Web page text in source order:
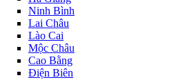
Ninh Bình
Lai Châu
Lào Cai
Mộc Châu
Cao Bằng
Điện Biên